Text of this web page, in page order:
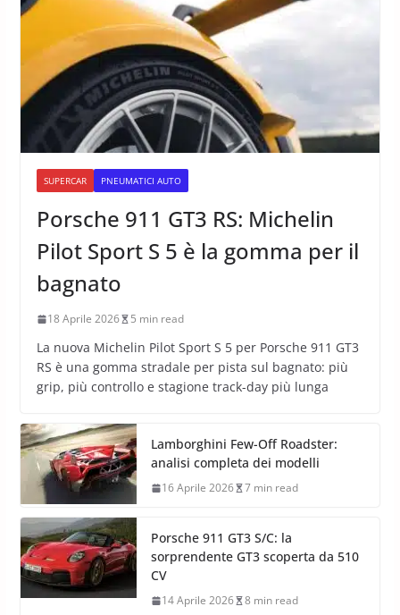
SUPERCAR PNEUMATICI AUTO
Porsche 911 GT3 RS: Michelin
Pilot Sport S 5 è la gomma per il
bagnato
18 Aprile 2026 5 min read
La nuova Michelin Pilot Sport S 5 per Porsche 911 GT3
RS è una gomma stradale per pista sul bagnato: più
grip, più controllo e stagione track-day più lunga
Lamborghini Few-Off Roadster:
analisi completa dei modelli
16 Aprile 2026 7 min read
Porsche 911 GT3 S/C: la
sorprendente GT3 scoperta da 510
CV
14 Aprile 2026 8 min read